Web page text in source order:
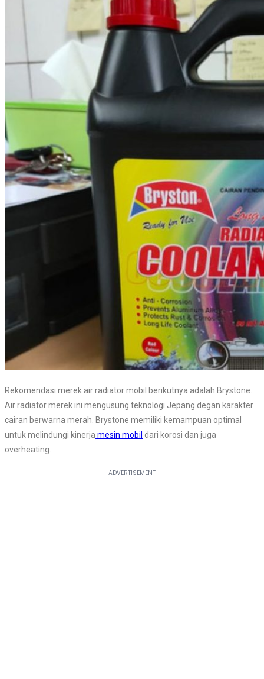
Rekomendasi merek air radiator mobil berikutnya adalah Brystone.
Air radiator merek ini mengusung teknologi Jepang degan karakter
cairan berwarna merah. Brystone memiliki kemampuan optimal
untuk melindungi kinerja mesin mobil dari korosi dan juga
overheating.